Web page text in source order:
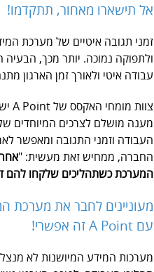
אל תישארו מאחור, תתקדמו!
זמני תגובה איטיים של מערכת
ולתפוקה נמוכה. יותר מכך,
עבודה איטי ולאורך זמן הארגון
מענה מושלם לצרכים המיוחדים
העבודה וזמני התגובה ומאפשר
החברה, ממחיש זאת מעשית: "
המערכת כשתהליכים שלקחו להם
מעוניינים לחבר את מערכת
עם A Point זה אפשרי!
מערכות המידע המיושנות לא